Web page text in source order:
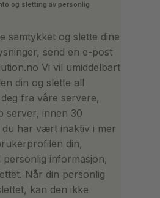
og sletting av personlig
samtykket og slette dine
send en e-post
Vi vil umiddelbart
din og slette all
fra våre servere,
server, innen 30
du har vært inaktiv i mer
din,
personlig informasjon,
Når din personlig
kan den ikke